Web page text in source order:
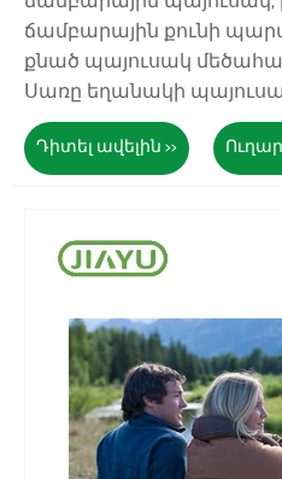
ճամբարային քունի
քնած պայուսակ
Սառը եղանակի
Դիտել ավելին >>